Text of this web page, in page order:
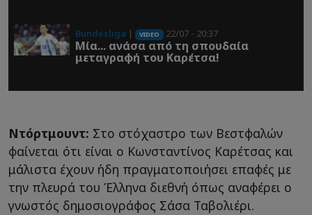
Bundesliga | VIDEO 22/07 - 20:37
Μία... ανάσα από τη σπουδαία
μεταγραφή του Καρέτσα!
Ντόρτμουντ: Στο στόχαστρο των Βεστφαλών
φαίνεται ότι είναι ο Κωνσταντίνος Καρέτσας και
μάλιστα έχουν ήδη πραγματοποιήσει επαφές με
την πλευρά του Έλληνα διεθνή όπως αναφέρει ο
γνωστός δημοσιογράφος Σάσα Ταβολιέρι.